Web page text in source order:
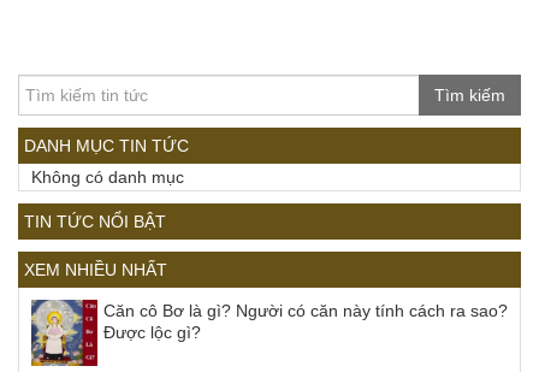
Tìm kiếm
DANH MỤC TIN TỨC
Không có danh mục
TIN TỨC NỔI BẬT
XEM NHIỀU NHẤT
Căn cô Bơ là gì? Người có căn này tính cách ra sao?
Được lộc gì?